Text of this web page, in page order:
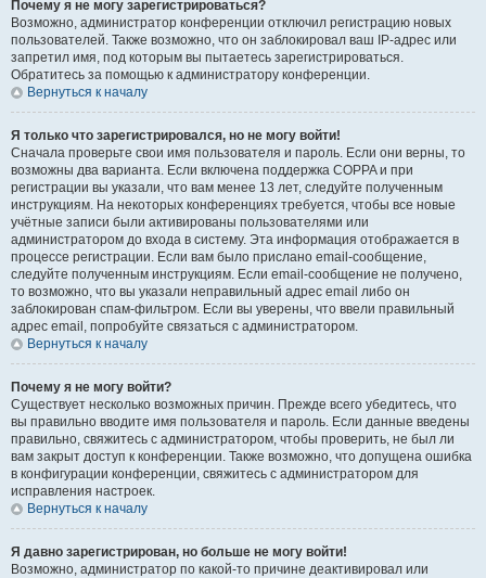
Почему я не могу зарегистрироваться?
Возможно, администратор конференции отключил регистрацию новых
пользователей. Также возможно, что он заблокировал ваш IP-адрес или
запретил имя, под которым вы пытаетесь зарегистрироваться.
Обратитесь за помощью к администратору конференции.
Вернуться к началу
Я только что зарегистрировался, но не могу войти!
Сначала проверьте свои имя пользователя и пароль. Если они верны, то
возможны два варианта. Если включена поддержка COPPA и при
регистрации вы указали, что вам менее 13 лет, следуйте полученным
инструкциям. На некоторых конференциях требуется, чтобы все новые
учётные записи были активированы пользователями или
администратором до входа в систему. Эта информация отображается в
процессе регистрации. Если вам было прислано email-сообщение,
следуйте полученным инструкциям. Если email-сообщение не получено,
то возможно, что вы указали неправильный адрес email либо он
заблокирован спам-фильтром. Если вы уверены, что ввели правильный
адрес email, попробуйте связаться с администратором.
Вернуться к началу
Почему я не могу войти?
Существует несколько возможных причин. Прежде всего убедитесь, что
вы правильно вводите имя пользователя и пароль. Если данные введены
правильно, свяжитесь с администратором, чтобы проверить, не был ли
вам закрыт доступ к конференции. Также возможно, что допущена ошибка
в конфигурации конференции, свяжитесь с администратором для
исправления настроек.
Вернуться к началу
Я давно зарегистрирован, но больше не могу войти!
Возможно, администратор по какой-то причине деактивировал или